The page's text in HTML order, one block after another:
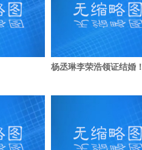
杨丞琳李荣浩领证结婚！